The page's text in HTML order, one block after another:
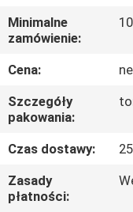
KONTROLA
JAKOŚCI
SIĘ
Z
NAMI
Minimalne
zamówienie:
Cena:
Szczegóły
pakowania:
Czas dostawy:
Zasady
płatności: